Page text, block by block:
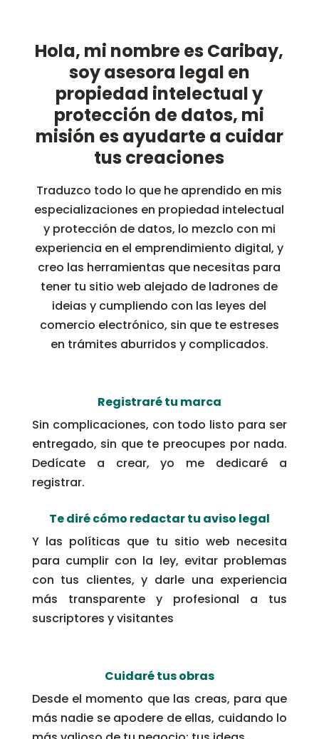
Hola, mi nombre es Caribay,
soy asesora legal en
propiedad intelectual y
protección de datos, mi
misión es ayudarte a cuidar
tus creaciones
Traduzco todo lo que he aprendido en mis
especializaciones en propiedad intelectual
y protección de datos, lo mezclo con mi
experiencia en el emprendimiento digital, y
creo las herramientas que necesitas para
tener tu sitio web alejado de ladrones de
ideias y cumpliendo con las leyes del
comercio electrónico, sin que te estreses
en trámites aburridos y complicados.
Registraré tu marca
Sin complicaciones, con todo listo para ser
entregado, sin que te preocupes por nada.
Dedícate a crear, yo me dedicaré a
registrar.
Te diré cómo redactar tu aviso legal
Y las políticas que tu sitio web necesita
para cumplir con la ley, evitar problemas
con tus clientes, y darle una experiencia
más transparente y profesional a tus
suscriptores y visitantes
Cuidaré tus obras
Desde el momento que las creas, para que
más nadie se apodere de ellas, cuidando lo